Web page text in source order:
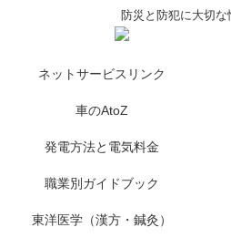
防災と防犯に大切な
ネットサービスリンク
車のAtoZ
発電方法と電気料金
職業別ガイドブック
東洋医学（漢方・鍼灸）